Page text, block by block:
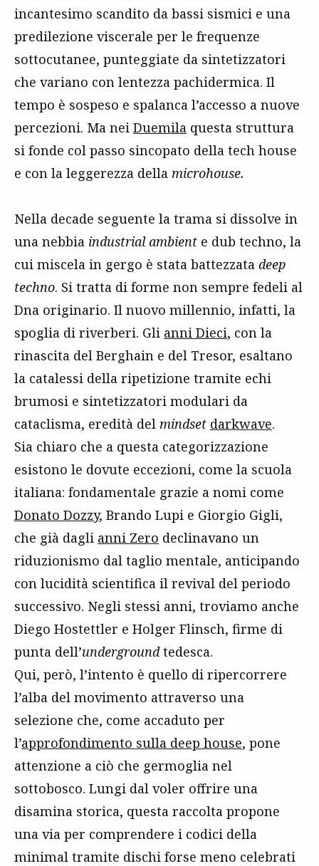
incantesimo scandito da bassi sismici e una
predilezione viscerale per le frequenze
sottocutanee, punteggiate da sintetizzatori
che variano con lentezza pachidermica. Il
tempo è sospeso e spalanca l’accesso a nuove
percezioni. Ma nei Duemila questa struttura
si fonde col passo sincopato della tech house
e con la leggerezza della microhouse.
Nella decade seguente la trama si dissolve in
una nebbia industrial ambient e dub techno, la
cui miscela in gergo è stata battezzata deep
techno. Si tratta di forme non sempre fedeli al
Dna originario. Il nuovo millennio, infatti, la
spoglia di riverberi. Gli anni Dieci, con la
rinascita del Berghain e del Tresor, esaltano
la catalessi della ripetizione tramite echi
brumosi e sintetizzatori modulari da
cataclisma, eredità del mindset darkwave.
Sia chiaro che a questa categorizzazione
esistono le dovute eccezioni, come la scuola
italiana: fondamentale grazie a nomi come
Donato Dozzy, Brando Lupi e Giorgio Gigli,
che già dagli anni Zero declinavano un
riduzionismo dal taglio mentale, anticipando
con lucidità scientifica il revival del periodo
successivo. Negli stessi anni, troviamo anche
Diego Hostettler e Holger Flinsch, firme di
punta dell’undergroundtedesca.
Qui, però, l’intento è quello di ripercorrere
l’alba del movimento attraverso una
selezione che, come accaduto per
l’approfondimento sulla deep house, pone
attenzione a ciò che germoglia nel
sottobosco. Lungi dal voler offrire una
disamina storica, questa raccolta propone
una via per comprendere i codici della
minimal tramite dischi forse meno celebrati